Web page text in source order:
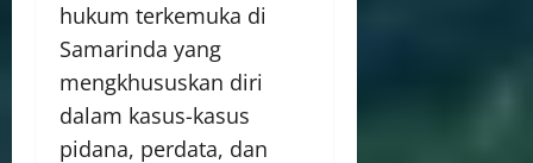
hukum terkemuka di
Samarinda yang
mengkhususkan diri
dalam kasus-kasus
pidana, perdata, dan